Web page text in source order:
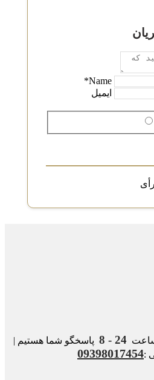
Name*
24 - 8
پاسخگو شما هستیم |